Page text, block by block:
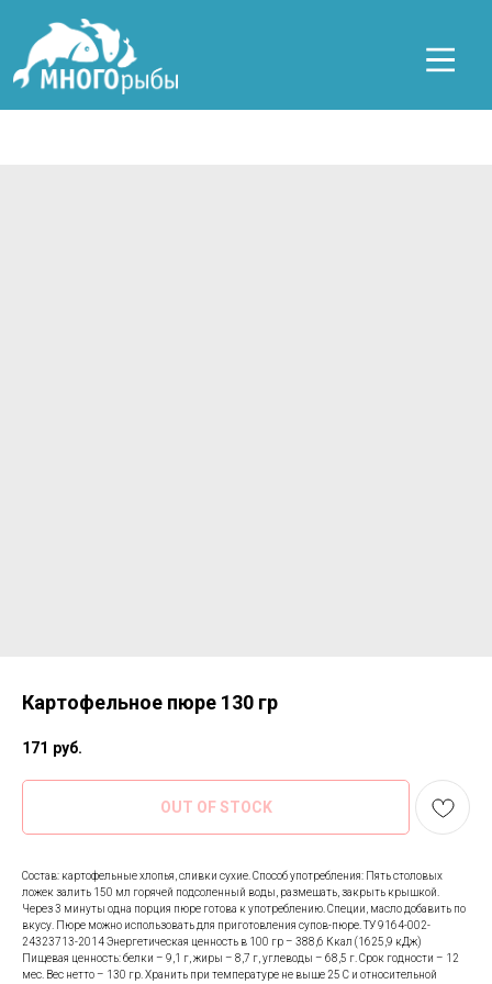
Картофельное пюре 130 гр
171 руб.
OUT OF STOCK
Состав: картофельные хлопья, сливки сухие. Способ употребления: Пять столовых
ложек залить 150 мл горячей подсоленный воды, размешать, закрыть крышкой.
Через 3 минуты одна порция пюре готова к употреблению. Специи, масло добавить по
вкусу. Пюре можно использовать для приготовления супов-пюре. ТУ 9164-002-
24323713-2014 Энергетическая ценность в 100 гр – 388,6 Ккал (1625,9 кДж)
Пищевая ценность: белки – 9,1 г, жиры – 8,7 г, углеводы – 68,5 г. Срок годности – 12
мес. Вес нетто – 130 гр. Хранить при температуре не выше 25 С и относительной